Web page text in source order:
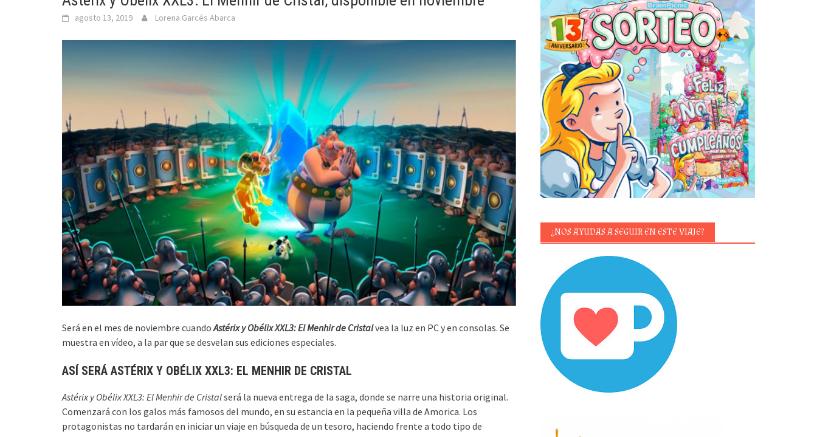
agosto 13, 2019 Lorena Garcés Abarca
Será en el mes de noviembre cuandoAstérix y Obélix XXL3: El Menhir de Cristalvea la luz en PC y en consolas. Se
muestra en vídeo, a la par que se desvelan sus ediciones especiales.
ASÍ SERÁ ASTÉRIX Y OBÉLIX XXL3: EL MENHIR DE CRISTAL
Astérix y Obélix XXL3: El Menhir de Cristalserá la nueva entrega de la saga, donde se narre una historia original.
Comenzará con los galos más famosos del mundo, en su estancia en la pequeña villa de Amorica. Los
protagonistas no tardarán en iniciar un viaje en búsqueda de un tesoro, haciendo frente a todo tipo de
¿NOS AYUDAS A SEGUIR EN ESTE VIAJE?